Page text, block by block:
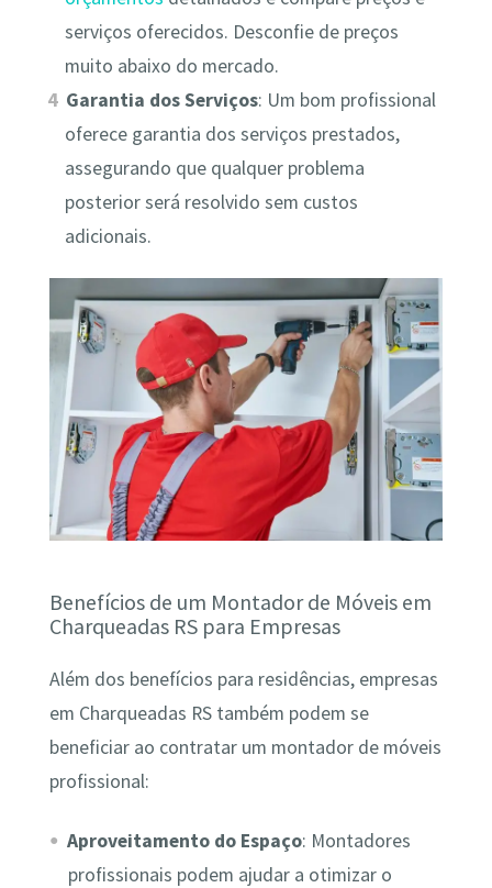
serviços oferecidos. Desconfie de preços
muito abaixo do mercado.
Garantia dos Serviços: Um bom profissional
oferece garantia dos serviços prestados,
assegurando que qualquer problema
posterior será resolvido sem custos
adicionais.
Benefícios de um Montador de Móveis em
Charqueadas RS para Empresas
Além dos benefícios para residências, empresas
em Charqueadas RS também podem se
beneficiar ao contratar um montador de móveis
profissional:
Aproveitamento do Espaço: Montadores
profissionais podem ajudar a otimizar o